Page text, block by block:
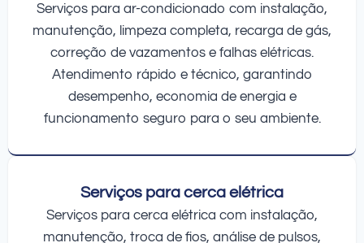
Serviços para ar-condicionado com instalação,
manutenção, limpeza completa, recarga de gás,
correção de vazamentos e falhas elétricas.
Atendimento rápido e técnico, garantindo
desempenho, economia de energia e
funcionamento seguro para o seu ambiente.
Serviços para cerca elétrica
Serviços para cerca elétrica com instalação,
manutenção, troca de fios, análise de pulsos,